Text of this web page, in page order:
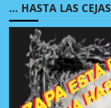
… HASTA LAS CEJAS